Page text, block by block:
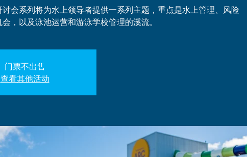
会系列将为水上领导者提供一系列主题，重点是水上管理、风险
，以及泳池运营和游泳学校管理的溪流。
门票不出售
查看其他活动